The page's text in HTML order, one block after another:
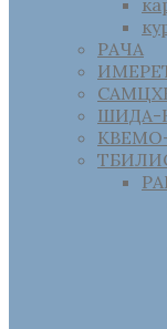
РАЧА
ШИДА-